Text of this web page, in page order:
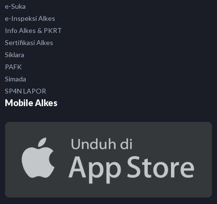
e-Suka
e-Inspeksi Alkes
Info Alkes & PKRT
Sertifikasi Alkes
Siklara
PAFK
Simada
SP4N LAPOR
Mobile Alkes